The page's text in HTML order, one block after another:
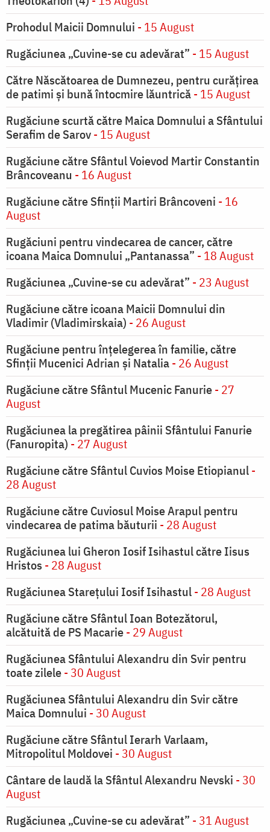
Prohodul Maicii Domnului - 15 August
Rugăciunea „Cuvine-se cu adevărat” - 15 August
Către Născătoarea de Dumnezeu, pentru curățirea
de patimi și bună întocmire lăuntrică- 15 August
Rugăciune scurtă către Maica Domnului a Sfântului
Serafim de Sarov- 15 August
Rugăciune către Sfântul Voievod Martir Constantin
Brâncoveanu - 16 August
Rugăciune către Sfinții Martiri Brâncoveni - 16
August
Rugăciuni pentru vindecarea de cancer, către
icoana Maica Domnului „Pantanassa” - 18 August
Rugăciunea „Cuvine-se cu adevărat” - 23 August
Rugăciune către icoana Maicii Domnului din
Vladimir (Vladimirskaia) - 26 August
Rugăciune pentru înţelegerea în familie, către
Sfinţii Mucenici Adrian şi Natalia- 26 August
Rugăciune către Sfântul Mucenic Fanurie- 27
August
Rugăciunea la pregătirea pâinii Sfântului Fanurie
(Fanuropita) - 27 August
Rugăciune către Sfântul Cuvios Moise Etiopianul-
28 August
Rugăciune către Cuviosul Moise Arapul pentru
vindecarea de patima băuturii - 28 August
Rugăciunea lui Gheron Iosif Isihastul către Iisus
Hristos - 28 August
Rugăciunea Starețului Iosif Isihastul- 28 August
Rugăciune către Sfântul Ioan Botezătorul,
alcătuită de PS Macarie- 29 August
Rugăciunea Sfântului Alexandru din Svir pentru
toate zilele- 30 August
Rugăciunea Sfântului Alexandru din Svir către
Maica Domnului - 30 August
Rugăciune către Sfântul Ierarh Varlaam,
Mitropolitul Moldovei - 30 August
Cântare de laudă la Sfântul Alexandru Nevski - 30
August
Rugăciunea „Cuvine-se cu adevărat” - 31 August